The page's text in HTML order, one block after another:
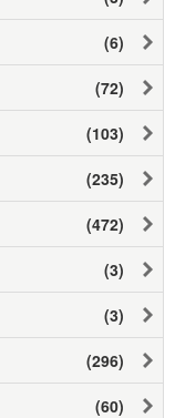
(6)
(72)
(103)
(235)
(472)
(3)
(3)
(296)
(60)